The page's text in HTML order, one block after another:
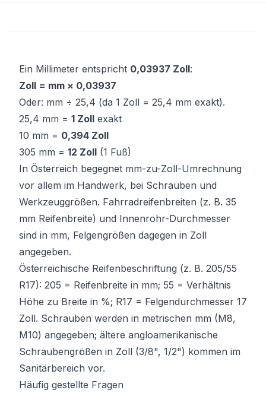
Ein Millimeter entspricht 0,03937 Zoll:
Zoll = mm × 0,03937
Oder: mm ÷ 25,4 (da 1 Zoll = 25,4 mm exakt).
25,4 mm = 1 Zoll exakt
10 mm = 0,394 Zoll
305 mm = 12 Zoll (1 Fuß)
In Österreich begegnet mm-zu-Zoll-Umrechnung
vor allem im Handwerk, bei Schrauben und
Werkzeuggrößen. Fahrradreifenbreiten (z. B. 35
mm Reifenbreite) und Innenrohr-Durchmesser
sind in mm, Felgengrößen dagegen in Zoll
angegeben.
Österreichische Reifenbeschriftung (z. B. 205/55
R17): 205 = Reifenbreite in mm; 55 = Verhältnis
Höhe zu Breite in %; R17 = Felgendurchmesser 17
Zoll. Schrauben werden in metrischen mm (M8,
M10) angegeben; ältere angloamerikanische
Schraubengrößen in Zoll (3/8", 1/2") kommen im
Sanitärbereich vor.
Häufig gestellte Fragen